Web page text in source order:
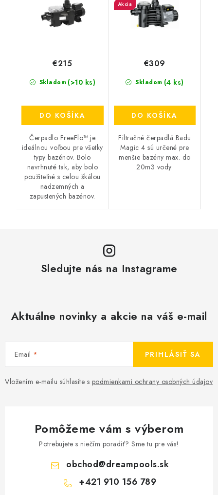
Skladom (>10 ks)
€215
DO KOŠÍKA
Čerpadlo FreeFlo™ je
ideálnou voľbou pre všetky
typy bazénov. Bolo
navrhnuté tak, aby bolo
použiteľné s celou škálou
nadzemných a
zapustených bazénov.
Akcia
Skladom (4 ks)
€309
DO KOŠÍKA
Filtračné čerpadlá Badu
Magic 4 sú určené pre
menšie bazény max. do
20m3 vody.
Sledujte nás na Instagrame
Aktuálne novinky a akcie na váš e-mail
Email
Vložením e-mailu súhlasíte s podmienkami ochrany osobných údajov
PRIHLÁSIŤ SA
Pomôžeme vám s výberom
Potrebujete s niečím poradiť? Sme tu pre vás!
obchod@dreampools.sk
+421 910 156 789